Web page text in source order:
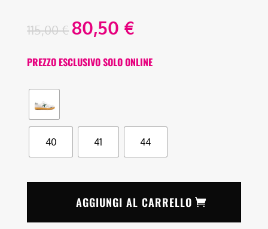
115,00€ 80,50 €
PREZZO ESCLUSIVO SOLO ONLINE
40 41 44
AGGIUNGI AL CARRELLO